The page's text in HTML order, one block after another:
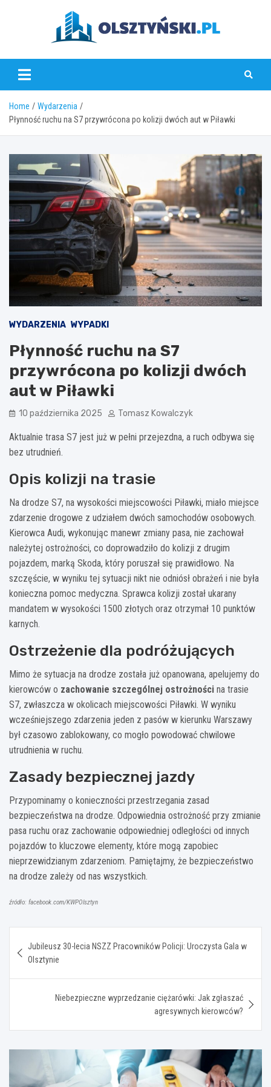
olsztynski.pl
Home
Wydarzenia
Płynność ruchu na S7 przywrócona po kolizji dwóch aut w Piławki
WYDARZENIA WYPADKI
Płynność ruchu na S7
przywrócona po kolizji dwóch
aut w Piławki
10 października 2025 Tomasz Kowalczyk
Aktualnie trasa S7 jest już w pełni przejezdna, a ruch odbywa się
bez utrudnień.
Opis kolizji na trasie
Na drodze S7, na wysokości miejscowości Piławki, miało miejsce
zdarzenie drogowe z udziałem dwóch samochodów osobowych.
Kierowca Audi, wykonując manewr zmiany pasa, nie zachował
należytej ostrożności, co doprowadziło do kolizji z drugim
pojazdem, marką Skoda, który poruszał się prawidłowo. Na
szczęście, w wyniku tej sytuacji nikt nie odniósł obrażeń i nie była
konieczna pomoc medyczna. Sprawca kolizji został ukarany
mandatem w wysokości 1500 złotych oraz otrzymał 10 punktów
karnych.
Ostrzeżenie dla podróżujących
Mimo że sytuacja na drodze została już opanowana, apelujemy do
kierowców o zachowanie szczególnej ostrożności na trasie
S7, zwłaszcza w okolicach miejscowości Piławki. W wyniku
wcześniejszego zdarzenia jeden z pasów w kierunku Warszawy
był czasowo zablokowany, co mogło powodować chwilowe
utrudnienia w ruchu.
Zasady bezpiecznej jazdy
Przypominamy o konieczności przestrzegania zasad
bezpieczeństwa na drodze. Odpowiednia ostrożność przy zmianie
pasa ruchu oraz zachowanie odpowiedniej odległości od innych
pojazdów to kluczowe elementy, które mogą zapobiec
nieprzewidzianym zdarzeniom. Pamiętajmy, że bezpieczeństwo
na drodze zależy od nas wszystkich.
źródło: facebook.com/KWPOlsztyn
wpisu
Jubileusz 30-lecia NSZZ Pracowników Policji: Uroczysta Gala w
Olsztynie
Niebezpieczne wyprzedzanie ciężarówki: Jak zgłaszać
agresywnych kierowców?